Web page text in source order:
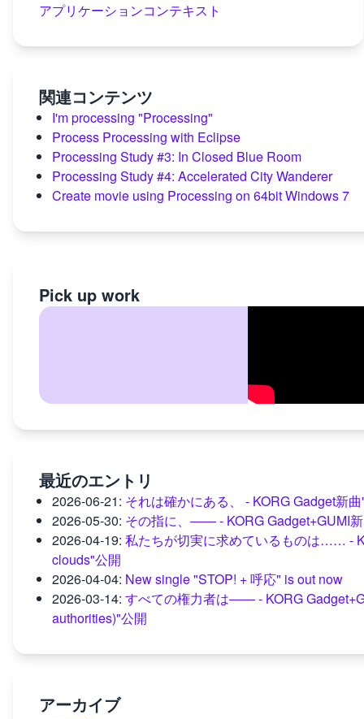
アプリケーションコンテキスト
関連コンテンツ
I'm processing "Processing"
Process Processing with Eclipse
Processing Study #3: In Closed Blue Room
Processing Study #4: Accelerated City Wanderer
Create movie using Processing on 64bit Windows 7
Pick up work
最近のエントリ
2026-06-21: それは確かにある、 - KORG Gadget新
2026-05-30: その指に、―― - KORG Gadget+GUMI
2026-04-19: 私たちが切実に求めているものは…… -
clouds"公開
2026-04-04: New single "STOP! + 呼応" is out now
2026-03-14: すべての権力者は―― - KORG
authorities)"公開
アーカイブ